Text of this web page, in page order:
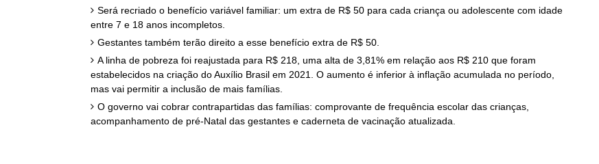
Será recriado o benefício variável familiar: um extra de R$ 50 para cada criança ou adolescente com idade
entre 7 e 18 anos incompletos.
Gestantes também terão direito a esse benefício extra de R$ 50.
A linha de pobreza foi reajustada para R$ 218, uma alta de 3,81% em relação aos R$ 210 que foram
estabelecidos na criação do Auxílio Brasil em 2021. O aumento é inferior à inflação acumulada no período,
mas vai permitir a inclusão de mais famílias.
O governo vai cobrar contrapartidas das famílias: comprovante de frequência escolar das crianças,
acompanhamento de pré-Natal das gestantes e caderneta de vacinação atualizada.